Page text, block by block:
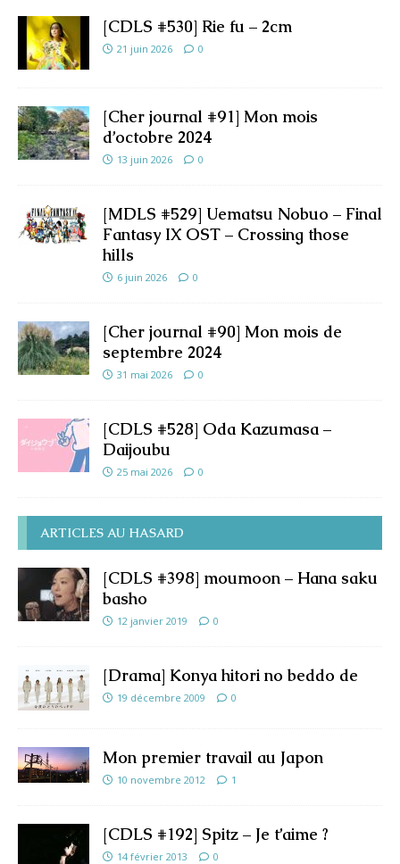
[CDLS #530] Rie fu – 2cm
21 juin 2026 0
[Cher journal #91] Mon mois
d’octobre 2024
13 juin 2026 0
[MDLS #529] Uematsu Nobuo – Final
Fantasy IX OST – Crossing those
hills
6 juin 2026 0
[Cher journal #90] Mon mois de
septembre 2024
31 mai 2026 0
[CDLS #528] Oda Kazumasa –
Daijoubu
25 mai 2026 0
ARTICLES AU HASARD
[CDLS #398] moumoon – Hana saku
basho
12 janvier 2019 0
[Drama] Konya hitori no beddo de
19 décembre 2009 0
Mon premier travail au Japon
10 novembre 2012 1
[CDLS #192] Spitz – Je t’aime ?
14 février 2013 0